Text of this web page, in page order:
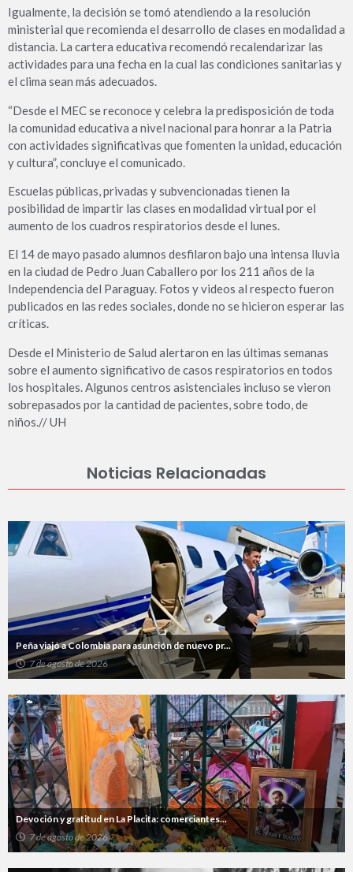
Igualmente, la decisión se tomó atendiendo a la resolución
ministerial que recomienda el desarrollo de clases en modalidad a
distancia. La cartera educativa recomendó recalendarizar las
actividades para una fecha en la cual las condiciones sanitarias y
el clima sean más adecuados.
“Desde el MEC se reconoce y celebra la predisposición de toda
la comunidad educativa a nivel nacional para honrar a la Patria
con actividades significativas que fomenten la unidad, educación
y cultura”, concluye el comunicado.
Escuelas públicas, privadas y subvencionadas tienen la
posibilidad de impartir las clases en modalidad virtual por el
aumento de los cuadros respiratorios desde el lunes.
El 14 de mayo pasado alumnos desfilaron bajo una intensa lluvia
en la ciudad de Pedro Juan Caballero por los 211 años de la
Independencia del Paraguay. Fotos y videos al respecto fueron
publicados en las redes sociales, donde no se hicieron esperar las
críticas.
Desde el Ministerio de Salud alertaron en las últimas semanas
sobre el aumento significativo de casos respiratorios en todos
los hospitales. Algunos centros asistenciales incluso se vieron
sobrepasados por la cantidad de pacientes, sobre todo, de
niños.// UH
Noticias Relacionadas
Peña viajó a Colombia para asunción de nuevo pr...
7 de agosto de 2026
Devoción y gratitud en La Placita: comerciantes...
7 de agosto de 2026